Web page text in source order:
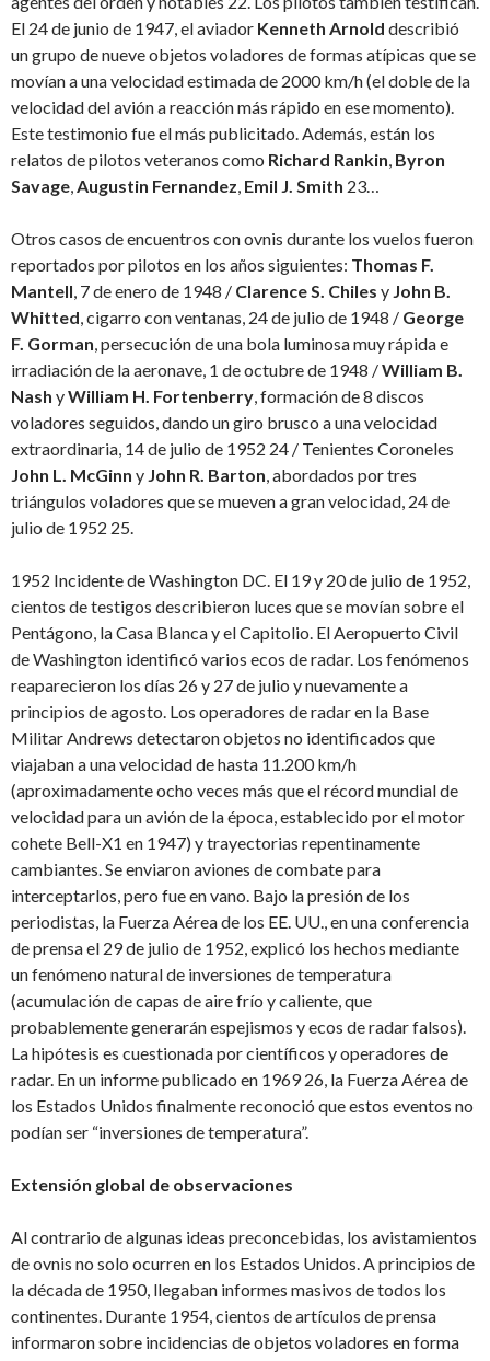
El 24 de junio de 1947, el aviador Kenneth Arnold describió
un grupo de nueve objetos voladores de formas atípicas que se
movían a una velocidad estimada de 2000 km/h (el doble de la
velocidad del avión a reacción más rápido en ese momento).
Este testimonio fue el más publicitado. Además, están los
relatos de pilotos veteranos como Richard Rankin, Byron
Savage,Augustin Fernandez, Emil J. Smith 23…
Otros casos de encuentros con ovnis durante los vuelos fueron
reportados por pilotos en los años siguientes: Thomas F.
Mantell, 7 de enero de 1948 / Clarence S. Chiles y John B.
Whitted, cigarro con ventanas, 24 de julio de 1948 / George
F. Gorman, persecución de una bola luminosa muy rápida e
irradiación de la aeronave, 1 de octubre de 1948 /William B.
Nash yWilliam H. Fortenberry, formación de 8 discos
voladores seguidos, dando un giro brusco a una velocidad
extraordinaria, 14 de julio de 1952 24 / Tenientes Coroneles
John L. McGinn y John R. Barton, abordados por tres
triángulos voladores que se mueven a gran velocidad, 24 de
julio de 1952 25.
1952 Incidente de Washington DC. El 19 y 20 de julio de 1952,
cientos de testigos describieron luces que se movían sobre el
Pentágono, la Casa Blanca y el Capitolio. El Aeropuerto Civil
de Washington identificó varios ecos de radar. Los fenómenos
reaparecieron los días 26 y 27 de julio y nuevamente a
principios de agosto. Los operadores de radar en la Base
Militar Andrews detectaron objetos no identificados que
viajaban a una velocidad de hasta 11.200 km/h
(aproximadamente ocho veces más que el récord mundial de
velocidad para un avión de la época, establecido por el motor
cohete Bell-X1 en 1947) y trayectorias repentinamente
cambiantes. Se enviaron aviones de combate para
interceptarlos, pero fue en vano. Bajo la presión de los
periodistas, la Fuerza Aérea de los EE. UU., en una conferencia
de prensa el 29 de julio de 1952, explicó los hechos mediante
un fenómeno natural de inversiones de temperatura
(acumulación de capas de aire frío y caliente, que
probablemente generarán espejismos y ecos de radar falsos).
La hipótesis es cuestionada por científicos y operadores de
radar. En un informe publicado en 1969 26, la Fuerza Aérea de
los Estados Unidos finalmente reconoció que estos eventos no
podían ser “inversiones de temperatura”.
Extensión global de observaciones
Al contrario de algunas ideas preconcebidas, los avistamientos
de ovnis no solo ocurren en los Estados Unidos. A principios de
la década de 1950, llegaban informes masivos de todos los
continentes. Durante 1954, cientos de artículos de prensa
informaron sobre incidencias de objetos voladores en forma